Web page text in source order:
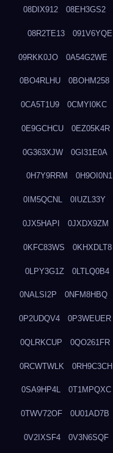
08DIX912 08EH3GS2
08R2TE13 091V6YQE
09RKK0JO 0A54G2WE
0BO4RLHU 0BOHM258
0CA5T1U9 0CMYI0KC
0E9GCHCU 0EZ05K4R
0G363XJW 0GI31E0A
0H7Y9RRM 0H9OI0N1
0IM5QCNL 0IUZL33Y
0JX5HAPI 0JXDX9ZM
0KFC83WS 0KHXDLT8
0LPY3G1Z 0LTLQ0B4
0NALSI2P 0NFM8HBQ
0P2UDQV4 0P3WEUER
0QLRKCUP 0QO261FR
0RCWTWLK 0RH9C3CH
0SA9HP4L 0T1MPQXC
0TWV72OF 0U01AD7B
0V2IXSF4 0V3N6SQF